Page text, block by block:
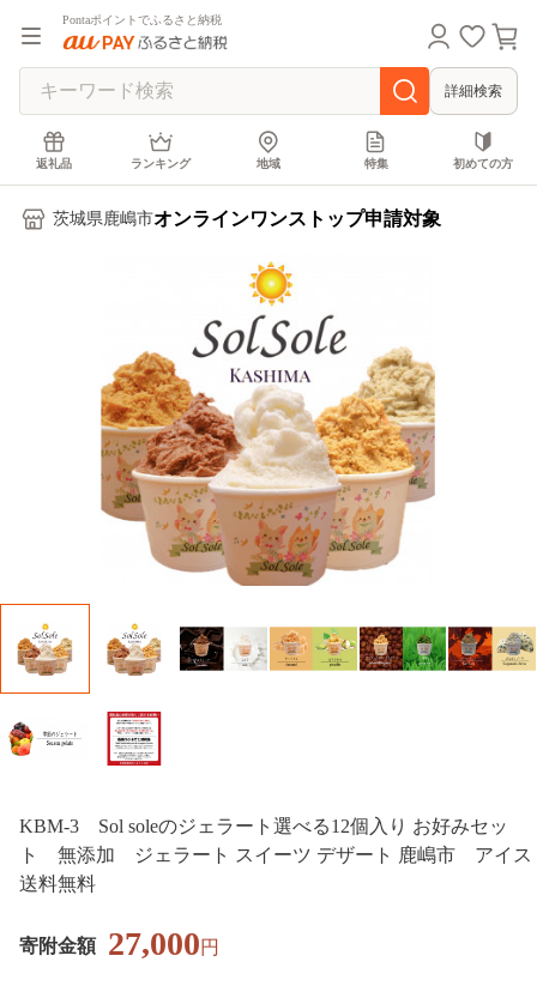
Pontaポイントでふるさと納税
詳細検索
返礼品 ランキング 地域 特集 初めての方
茨城県鹿嶋市オンラインワンストップ申請対象
KBM-3 Sol soleのジェラート選べる12個入り お好みセッ
ト 無添加 ジェラート スイーツ デザート 鹿嶋市 アイス
送料無料
寄附金額 27,000円